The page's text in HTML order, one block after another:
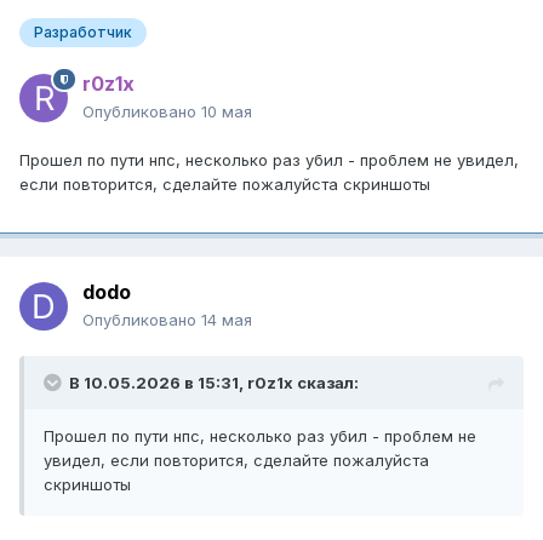
Разработчик
r0z1x
Опубликовано 10 мая
Прошел по пути нпс, несколько раз убил - проблем не увидел,
если повторится, сделайте пожалуйста скриншоты
dodo
Опубликовано 14 мая
В 10.05.2026 в 15:31, r0z1x сказал:
Прошел по пути нпс, несколько раз убил - проблем не
увидел, если повторится, сделайте пожалуйста
скриншоты